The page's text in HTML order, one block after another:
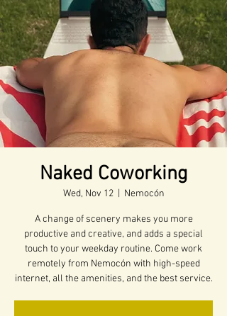
Naked Coworking
Wed, Nov 12
  |
Nemocón
A change of scenery makes you more
productive and creative, and adds a special
touch to your weekday routine. Come work
remotely from Nemocón with high-speed
internet, all the amenities, and the best service.